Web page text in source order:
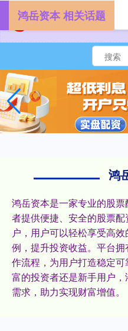
鸿
鸿岳资本是一家专业的股
者提供便捷、安全的股票
户，用户可以轻松享受高
例，提升投资收益。平台
作流程，为用户打造稳定
富的投资者还是新手用户
需求，助力实现财富增值。
鸿岳资本 相关话题